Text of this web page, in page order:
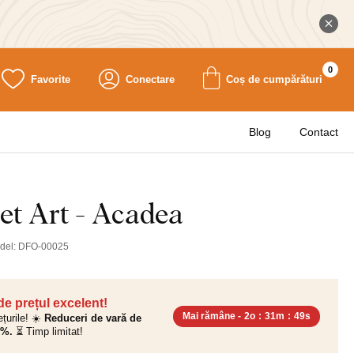
Favorite Conectare Coș de cumpărături
0
Blog Contact
Art - Acadea
DFO-00025
prețul excelent!
☀️ Reduceri de vară de
⏳ Timp limitat!
Mai rămâne - 2o : 31m : 47s